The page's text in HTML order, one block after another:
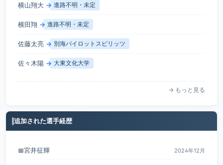
横山翔大 → 進路不明・未定
横田翔 → 進路不明・未定
佐藤太亮 → 別海パイロットスピリッツ
佐々木陽 → 大東文化大学
→ もっと見る
追加された選手経歴
📅宮井征輝 2024年12月